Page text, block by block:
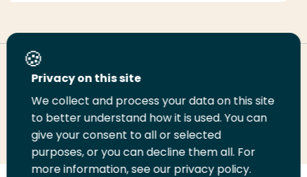
Deel deze pagina
Deel
LinkedIn
Deel
op
Twitter
Deel
op
Facebook
Email
deze
pagina
Print
deze
pagina
Privacy on this site
We collect and process your data on this site
to better understand how it is used. You can
give your consent to all or selected
purposes, or you can decline them all. For
more information, see our privacy policy.